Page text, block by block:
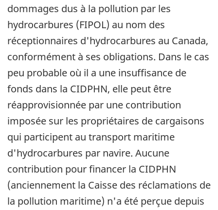
dommages dus à la pollution par les
hydrocarbures (FIPOL) au nom des
réceptionnaires d'hydrocarbures au Canada,
conformément à ses obligations. Dans le cas
peu probable où il a une insuffisance de
fonds dans la CIDPHN, elle peut être
réapprovisionnée par une contribution
imposée sur les propriétaires de cargaisons
qui participent au transport maritime
d'hydrocarbures par navire. Aucune
contribution pour financer la CIDPHN
(anciennement la Caisse des réclamations de
la pollution maritime) n'a été perçue depuis